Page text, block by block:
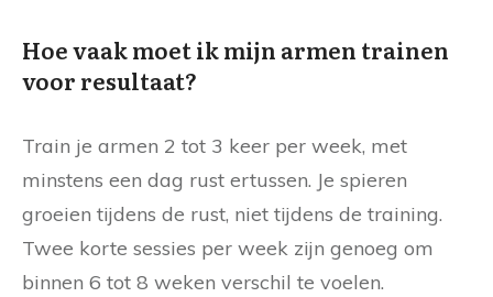
Hoe vaak moet ik mijn armen trainen
voor resultaat?
Train je armen 2 tot 3 keer per week, met
minstens een dag rust ertussen. Je spieren
groeien tijdens de rust, niet tijdens de training.
Twee korte sessies per week zijn genoeg om
binnen 6 tot 8 weken verschil te voelen.